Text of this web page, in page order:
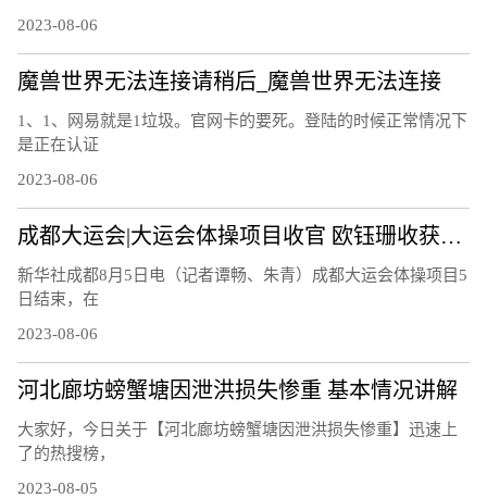
2023-08-06
魔兽世界无法连接请稍后_魔兽世界无法连接
1、1、网易就是1垃圾。官网卡的要死。登陆的时候正常情况下
是正在认证
2023-08-06
成都大运会|大运会体操项目收官 欧钰珊收获第四金
新华社成都8月5日电（记者谭畅、朱青）成都大运会体操项目5
日结束，在
2023-08-06
河北廊坊螃蟹塘因泄洪损失惨重 基本情况讲解
大家好，今日关于【河北廊坊螃蟹塘因泄洪损失惨重】迅速上
了的热搜榜，
2023-08-05